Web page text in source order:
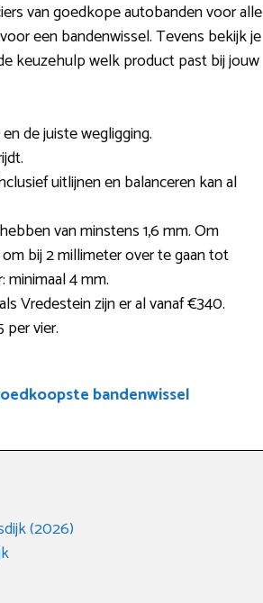
van goedkope autobanden voor alle
een bandenwissel. Tevens bekijk je
keuzehulp welk product past bij jouw
de juiste wegligging.
uitlijnen en balanceren kan al
van minstens 1,6 mm. Om
bij 2 millimeter over te gaan tot
minimaal 4 mm.
Vredestein zijn er al vanaf €340.
vier.
bandenwissel
(2026)